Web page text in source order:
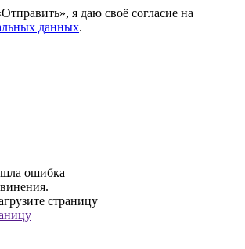
я даю своё согласие на
данных.
ошибка
страницу